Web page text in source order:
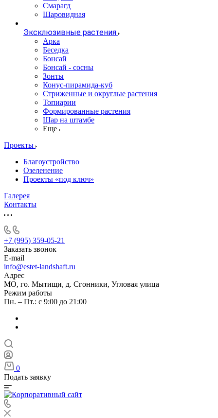
Смарагд
Шаровидная
Эксклюзивные растения
Арка
Беседка
Бонсай
Бонсай - сосны
Зонты
Конус-пирамида-куб
Стриженные и округлые растения
Топиарии
Формированные растения
Шар на штамбе
Еще
Проекты
Благоустройство
Озеленение
Проекты «под ключ»
Галерея
Контакты
+7 (995) 359-05-21
Заказать звонок
E-mail
info@estet-landshaft.ru
Адрес
МО, го. Мытищи, д. Сгонники, Угловая улица
Режим работы
Пн. – Пт.: с 9:00 до 21:00
0
Подать заявку